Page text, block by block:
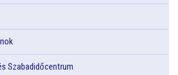
Szabadidőcentrum